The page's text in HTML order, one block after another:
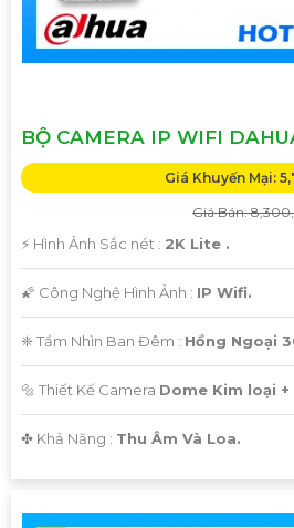
BỘ CAMERA IP WIFI
Giá Khuyến Mại:
Giá Bán:
️⚡ Hình Ảnh Sắc nét : 2K Lite .
🌠 Công Nghệ Hình Ảnh : IP Wifi.
❈ Tầm Nhìn Ban Đêm : Hồng Ngoại
🔩 Thiết Kế Camera Dome Kim loại +
️✤ Khả Năng : Thu Âm Và Loa.